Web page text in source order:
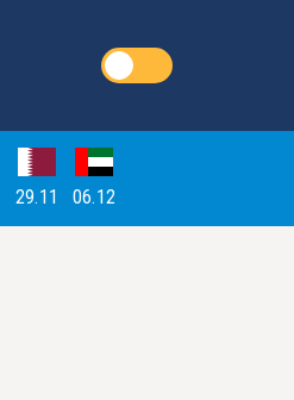
29.11 06.12